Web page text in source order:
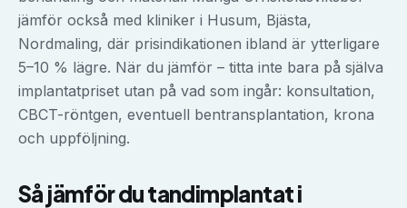
jämför också med kliniker i Husum, Bjästa,
Nordmaling, där prisindikationen ibland är ytterligare
5–10 % lägre. När du jämför – titta inte bara på själva
implantatpriset utan på vad som ingår: konsultation,
CBCT-röntgen, eventuell bentransplantation, krona
och uppföljning.
Så jämför dutandimplantati